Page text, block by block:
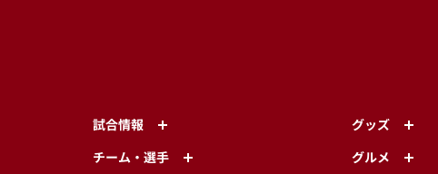
試合情報
チーム・選手
グッズ
グルメ